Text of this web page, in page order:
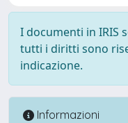
I documenti in IRIS
tutti i diritti sono
indicazione.
Informazioni